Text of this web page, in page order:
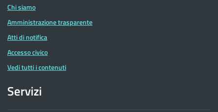
Chi siamo
Amministrazione trasparente
Atti di notifica
Accesso civico
Vedi tutti i contenuti
Servizi